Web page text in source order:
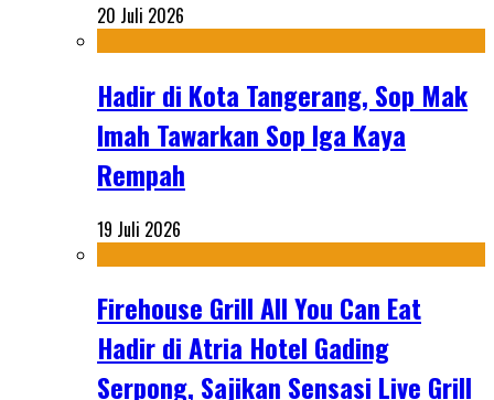
20 Juli 2026
Hadir di Kota Tangerang, Sop Mak
Imah Tawarkan Sop Iga Kaya
Rempah
19 Juli 2026
Firehouse Grill All You Can Eat
Hadir di Atria Hotel Gading
Serpong, Sajikan Sensasi Live Grill